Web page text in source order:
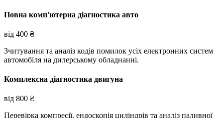
Повна комп'ютерна діагностика авто
від 400 ₴
Зчитування та аналіз кодів помилок усіх електронних систем
автомобіля на дилерському обладнанні.
Комплексна діагностика двигуна
від 800 ₴
Перевірка компресії, ендоскопія циліндрів та аналіз паливної